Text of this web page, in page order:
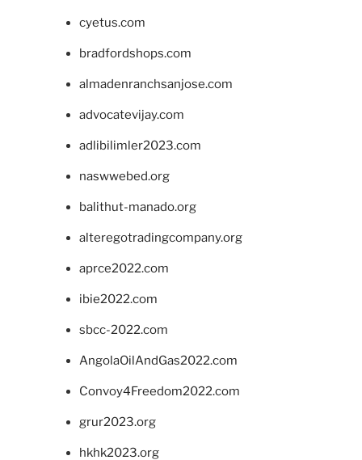
cyetus.com
bradfordshops.com
almadenranchsanjose.com
advocatevijay.com
adlibilimler2023.com
naswwebed.org
balithut-manado.org
alteregotradingcompany.org
aprce2022.com
ibie2022.com
sbcc-2022.com
AngolaOilAndGas2022.com
Convoy4Freedom2022.com
grur2023.org
hkhk2023.org